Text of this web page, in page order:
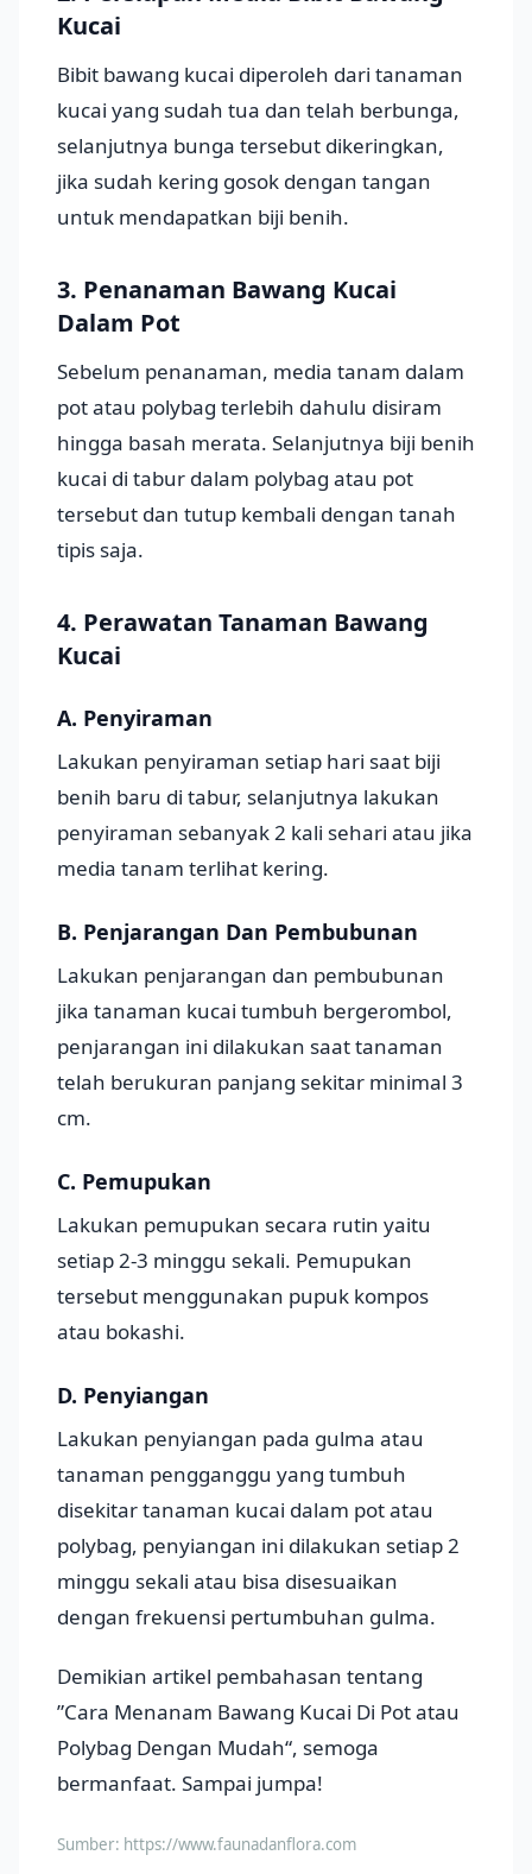
Kucai
Bibit bawang kucai diperoleh dari tanaman
kucai yang sudah tua dan telah berbunga,
selanjutnya bunga tersebut dikeringkan,
jika sudah kering gosok dengan tangan
untuk mendapatkan biji benih.
3. Penanaman Bawang Kucai
Dalam Pot
Sebelum penanaman, media tanam dalam
pot atau polybag terlebih dahulu disiram
hingga basah merata. Selanjutnya biji benih
kucai di tabur dalam polybag atau pot
tersebut dan tutup kembali dengan tanah
tipis saja.
4. Perawatan Tanaman Bawang
Kucai
A. Penyiraman
Lakukan penyiraman setiap hari saat biji
benih baru di tabur, selanjutnya lakukan
penyiraman sebanyak 2 kali sehari atau jika
media tanam terlihat kering.
B. Penjarangan Dan Pembubunan
Lakukan penjarangan dan pembubunan
jika tanaman kucai tumbuh bergerombol,
penjarangan ini dilakukan saat tanaman
telah berukuran panjang sekitar minimal 3
cm.
C. Pemupukan
Lakukan pemupukan secara rutin yaitu
setiap 2-3 minggu sekali. Pemupukan
tersebut menggunakan pupuk kompos
atau bokashi.
D. Penyiangan
Lakukan penyiangan pada gulma atau
tanaman pengganggu yang tumbuh
disekitar tanaman kucai dalam pot atau
polybag, penyiangan ini dilakukan setiap 2
minggu sekali atau bisa disesuaikan
dengan frekuensi pertumbuhan gulma.
Demikian artikel pembahasan tentang
”Cara Menanam Bawang Kucai Di Pot atau
Polybag Dengan Mudah“, semoga
bermanfaat. Sampai jumpa!
Sumber: https://www.faunadanflora.com